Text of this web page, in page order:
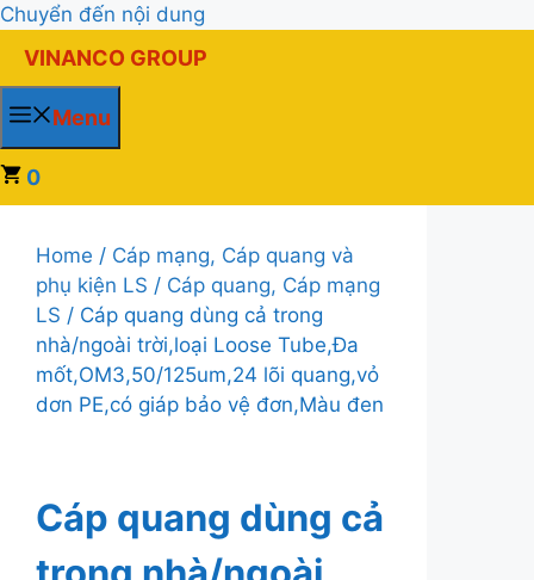
Chuyển đến nội dung
VINANCO GROUP
Menu
0
Home / Cáp mạng, Cáp quang và
phụ kiện LS / Cáp quang, Cáp mạng
LS / Cáp quang dùng cả trong
nhà/ngoài trời,loại Loose Tube,Đa
mốt,OM3,50/125um,24 lõi quang,vỏ
dơn PE,có giáp bảo vệ đơn,Màu đen
Cáp quang dùng cả